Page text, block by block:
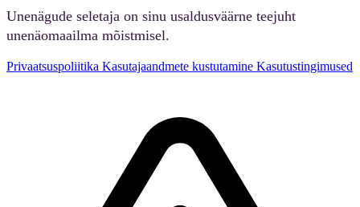
Unenägude seletaja on sinu usaldusväärne teejuht
unenäomaailma mõistmisel.
Privaatsuspoliitika Kasutajaandmete kustutamine Kasutustingimused